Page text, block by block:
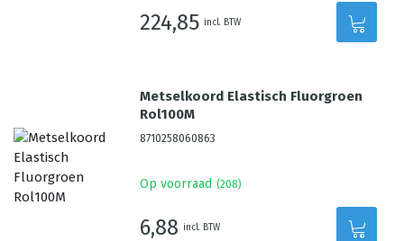
224,85 incl. BTW
Metselkoord Elastisch Fluorgroen
Rol100M
8710258060863
Op voorraad (208)
6,88 incl. BTW